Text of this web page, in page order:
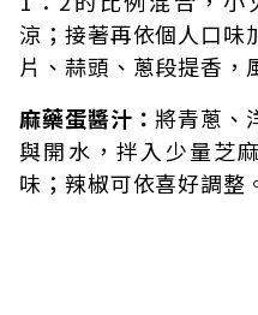
涼；接著再依個人口味
片、蒜頭、蔥段提香，
麻藥蛋醬汁：將青蔥、
與開水，拌入少量芝
味；辣椒可依喜好調整